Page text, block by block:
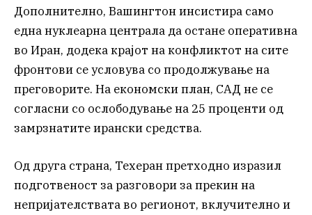
Дополнително, Вашингтон инсистира само
една нуклеарна централа да остане оперативна
во Иран, додека крајот на конфликтот на сите
фронтови се условува со продолжување на
преговорите. На економски план, САД не се
согласни со ослободување на 25 проценти од
замрзнатите ирански средства.
Од друга страна, Техеран претходно изразил
подготвеност за разговори за прекин на
непријателствата во регионот, вклучително и